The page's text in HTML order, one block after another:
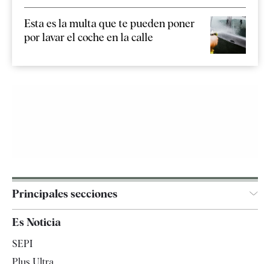
Esta es la multa que te pueden poner
por lavar el coche en la calle
Principales secciones
Es Noticia
SEPI
Plus Ultra